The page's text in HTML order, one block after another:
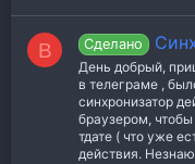
B Сделано
День добрый,
в телеграме ,
синхронизатор
браузером,
тдате ( что уже
действия. Незнаю